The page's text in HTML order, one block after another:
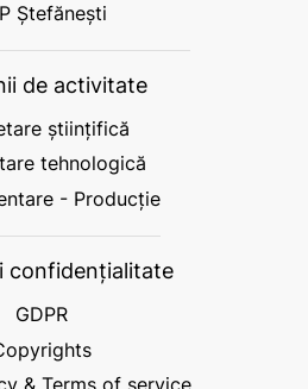
Ștefănești
de activitate
științifică
tehnologică
- Producție
confidențialitate
GDPR